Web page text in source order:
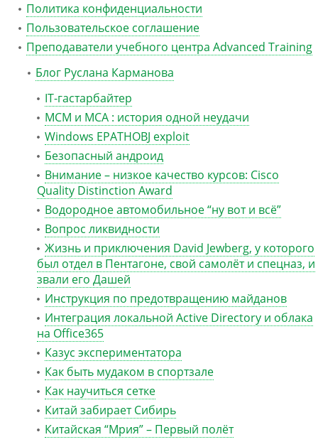
Политика конфиденциальности
Пользовательское соглашение
Преподаватели учебного центра Advanced Training
Блог Руслана Карманова
IT-гастарбайтер
MCM и MCA : история одной неудачи
Windows EPATHOBJ exploit
Безопасный андроид
Внимание – низкое качество курсов: Cisco
Quality Distinction Award
Водородное автомобильное “ну вот и всё”
Вопрос ликвидности
Жизнь и приключения David Jewberg, у которого
был отдел в Пентагоне, свой самолёт и спецназ, и
звали его Дашей
Инструкция по предотвращению майданов
Интеграция локальной Active Directory и облака
на Office365
Казус экспериментатора
Как быть мудаком в спортзале
Как научиться сетке
Китай забирает Сибирь
Китайская “Мрия” – Первый полёт